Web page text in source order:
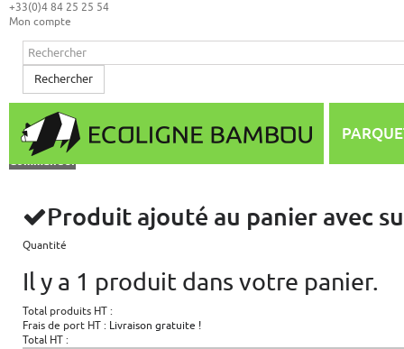
+33(0)4 84 25 25 54
Mon compte
Rechercher
Mon panier
Aucun produit
0,00 € Total
Commander
Produit ajouté au panier avec
Quantité
Il y a 1 produit dans votre panier.
Total produits HT :
Frais de port HT : Livraison gratuite !
Total HT :